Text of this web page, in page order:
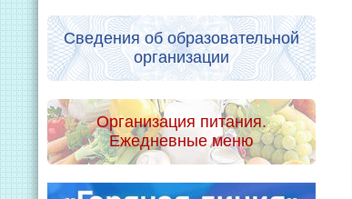
Сведения об образовательной
организации
Организация питания.
Ежедневные меню